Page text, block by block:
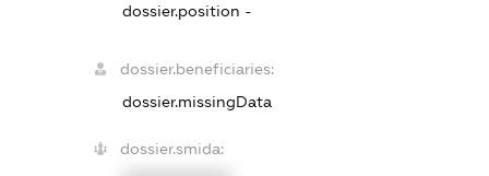
dossier.position -
dossier.beneficiaries:
dossier.missingData
dossier.smida: